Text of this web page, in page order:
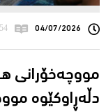
04/07/2026 254 جار
مووچەخۆرانی
دڵەڕاوكێوە